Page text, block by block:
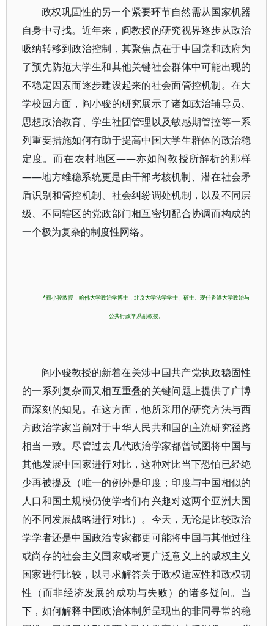
政权巩固性的另一个紧要环节自然需从国家机器
自身中寻找。近年来，阎教授的研究视界逐步从政治
吸纳转移到政治控制，其聚焦点在于中国党和政府为
了预先防范大学生和其他关键社会群体中可能出现的
不稳定因素而逐步建设起来的社会面管控机制。在大
学校园方面，阎小骏的研究展示了诸如政治辅导员、
思想政治教育、学生社团管理以及敏感期管控等一系
列重要措施如何有助于提高中国大学生群体的政治稳
定度。而在农村地区——亦如阎教授所解析的那样
——地方维稳系统更是由干部考核机制、潜在社会矛
盾识别和管控机制、社会纠纷调处机制，以及不同层
级、不同辖区的党政部门相互密切配合协调而构成的
一个极为复杂的制度性网络。
*阎小骏教授，哈佛大学政治学博士，北京大学法学学士、硕士。现任香港大学政治与
公共行政学系副教授。
阎小骏教授的新着在关涉中国共产党执政稳固性
的一系列复杂而又相互重叠的关键问题上提供了广博
而深刻的知见。在这方面，他所采用的研究方法与西
方政治学家当前对于中华人民共和国的主流研究径路
相当一致。尽管过去几代政治学家都曾试图将中国与
其他发展中国家进行对比，这种对比当下恐怕已经绝
少再被提及（唯一的例外是印度；印度与中国相似的
人口和国土规模仍使学者们有兴趣对这两个亚洲大国
的不同发展战略进行对比）。今天，无论是比较政治
学学者还是中国政治专家都更可能将中国与其他过往
或尚存的社会主义国家或者更广泛意义上的威权主义
国家进行比较，以寻求解答关于政权适应性和政权韧
性（而非经济发展的成功与失败）的诸多疑问。当
下，如何解释中国政治体制所呈现出的非同寻常的稳